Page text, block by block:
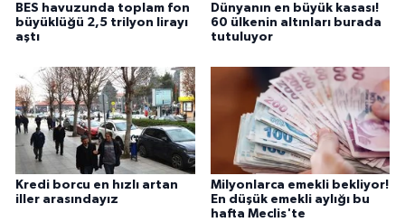
BES havuzunda toplam fon
büyüklüğü 2,5 trilyon lirayı
aştı
Dünyanın en büyük kasası!
60 ülkenin altınları burada
tutuluyor
Kredi borcu en hızlı artan
iller arasındayız
Milyonlarca emekli bekliyor!
En düşük emekli aylığı bu
hafta Meclis'te